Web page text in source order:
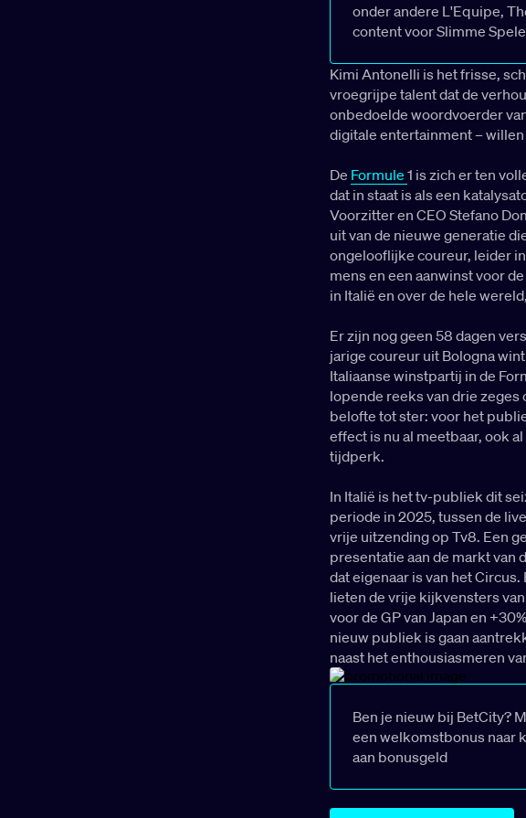
onder andere L'Equipe,
content voor Slimme
Kimi Antonelli is het frisse,
vroegrijpe talent dat de
onbedoelde woordvoerder
digitale entertainment –
De Formule 1 is zich er ten
dat in staat is als een
Voorzitter en CEO Stefano
uit van de nieuwe generatie
ongelooflijke coureur, leider
mens en een aanwinst voor
in Italië en over de hele
Er zijn nog geen 58 dagen
jarige coureur uit Bologna
Italiaanse winstpartij in de
lopende reeks van drie
belofte tot ster: voor het
effect is nu al meetbaar, ook
tijdperk.
In Italië is het tv-publiek dit
periode in 2025, tussen de
vrije uitzending op Tv8. Een
presentatie aan de markt van
dat eigenaar is van het
lieten de vrije kijkvensters
voor de GP van Japan en
nieuw publiek is gaan
naast het enthousiasmeren
Ben je nieuw bij BetCity?
een welkomstbonus naar
aan bonusgeld